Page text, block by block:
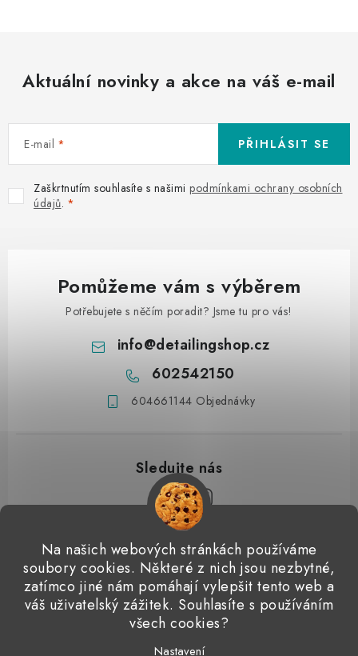
Na našich webových stránkách používáme
soubory cookies. Některé z nich jsou nezbytné,
zatímco jiné nám pomáhají vylepšit tento web a
váš uživatelský zážitek. Souhlasíte s používáním
všech cookies?
Nastavení
Aktuální novinky a akce na váš e-mail
E-mail
Zaškrtnutím souhlasíte s našimi podmínkami ochrany osobních
údajů.
PŘIHLÁSIT SE
Pomůžeme vám s výběrem
Potřebujete s něčím poradit? Jsme tu pro vás!
info@detailingshop.cz
602542150
604661144 Objednávky
Přijímáme online platby
Detailingclub Dodo Juice Gyeon Quartz ValetPRO
Microfiber Madness